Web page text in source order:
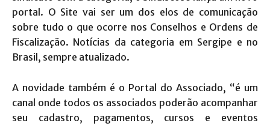
portal. O Site vai ser um dos elos de comunicação
sobre tudo o que ocorre nos Conselhos e Ordens de
Fiscalização. Notícias da categoria em Sergipe e no
Brasil, sempre atualizado.
A novidade também é o Portal do Associado, “é um
canal onde todos os associados poderão acompanhar
seu cadastro, pagamentos, cursos e eventos